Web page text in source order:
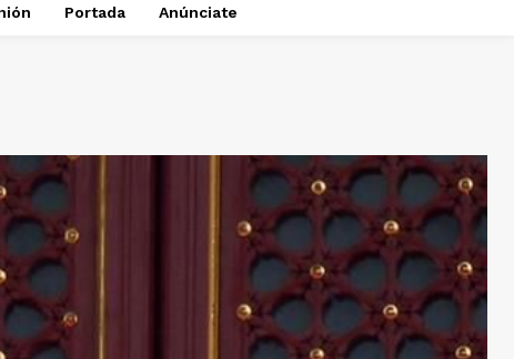
Portada Anúnciate